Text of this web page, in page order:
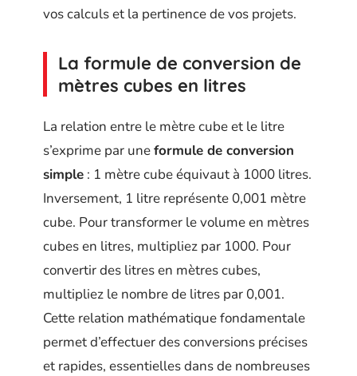
vos calculs et la pertinence de vos projets.
La formule de conversion de
mètres cubes en litres
La relation entre le mètre cube et le litre
s’exprime par uneformule de conversion
simple : 1 mètre cube équivaut à 1000 litres.
Inversement, 1 litre représente 0,001 mètre
cube. Pour transformer le volume en mètres
cubes en litres, multipliez par 1000. Pour
convertir des litres en mètres cubes,
multipliez le nombre de litres par 0,001.
Cette relation mathématique fondamentale
permet d’effectuer des conversions précises
et rapides, essentielles dans de nombreuses